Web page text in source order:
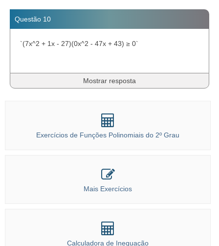
Questão 10
`(7x^2 + 1x - 27)(0x^2 - 47x + 43) ≥ 0`
Mostrar resposta
Exercícios de Funções Polinomiais do 2º Grau
Mais Exercícios
Calculadora de Inequação